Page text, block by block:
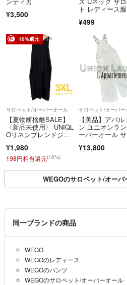
¥3,500
ト レディース
愛い Mサイズ
¥499
10%還元
サロペット/オーバーオール
【夏物断捨離SALE】
〈新品未使用〉 UNIQL
Oリネンブレンドジャ
ク 3XL 大きいサイ
ズ ぽっちゃりコーデ
¥1,980
198円相当還元(10%)
サロペット/オーバー
【美品】アパル
ン ユニオンラ
ーバーオール
¥13,800
WEGOのサロペット/オー
同一ブランドの商品
WEGO
WEGOのレディース
WEGOのパンツ
WEGOのサロペット/オーバーオール